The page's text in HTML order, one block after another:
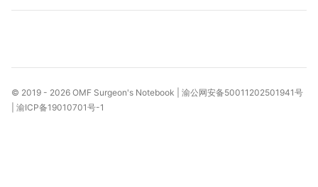
© 2019 - 2026 OMF Surgeon's Notebook
渝公网安备50011202501941号
渝ICP备19010701号-1